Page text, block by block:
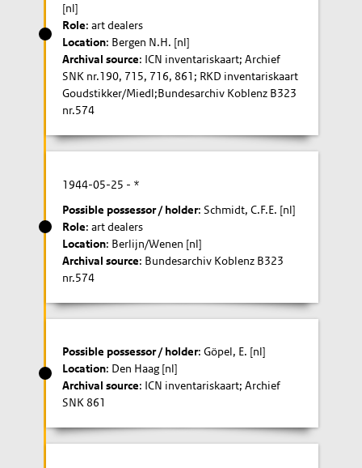
[nl]
Role: art dealers
Location: Bergen N.H. [nl]
Archival source: ICN inventariskaart; Archief
SNK nr.190, 715, 716, 861; RKD inventariskaart
Goudstikker/Miedl;Bundesarchiv Koblenz B323
nr.574
1944-05-25 - *
Possible possessor / holder: Schmidt, C.F.E. [nl]
Role: art dealers
Location: Berlijn/Wenen [nl]
Archival source: Bundesarchiv Koblenz B323
nr.574
Possible possessor / holder: Göpel, E. [nl]
Location: Den Haag [nl]
Archival source: ICN inventariskaart; Archief
SNK 861